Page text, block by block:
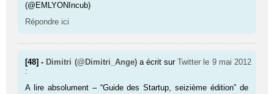
(@EMLYONIncub)
Répondre ici
[48] - Dimitri (@Dimitri_Ange) a écrit surTwitter le 9 mai 2012
:
A lire absolument – “Guide des Startup, seizième édition” de